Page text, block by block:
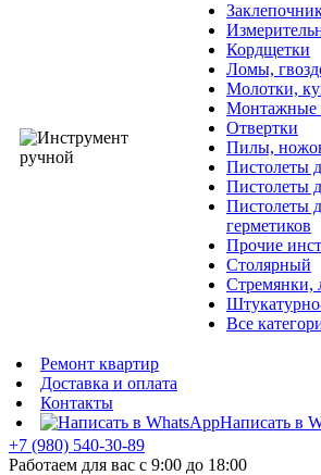
Кордщетки
Ломы,
Молотки,
Монтажные
Отвертки
Пилы,
Пистолеты
Пистолеты
Пистолеты
герметиков
Прочие
Столярный
Стремянки,
Все
Ремонт квартир
Доставка и оплата
Контакты
Написать в
+7 (980) 540-30-89
Работаем для вас с 9:00 до 18:00